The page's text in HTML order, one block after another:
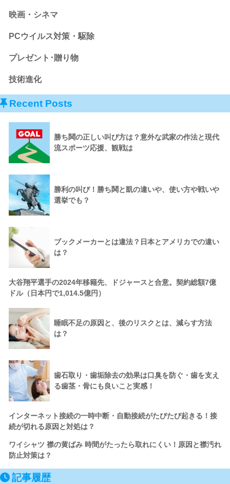
映画・シネマ
PCウイルス対策・駆除
プレゼント･贈り物
技術進化
Recent Posts
勝ち鬨の正しい叫び方は？意外な武家の作法と現代
流スポーツ応援、観戦は
勝利の叫び！勝ち鬨と凱の違いや、使い方や戦いや
選挙でも？
ブックメーカーとは違法？日本とアメリカでの違い
は？
大谷翔平選手の2024年移籍先、ドジャースと合意。契約総額7億
ドル（日本円で1,014.5億円）
睡眠不足の原因と、後のリスクとは、減らす方法
は？
歯石取り・歯垢除去の効果は口臭を防ぐ・歯を支え
る歯茎・骨にも良いこと実感！
インターネット接続の一時中断・自動接続がたびたび起きる！接
続が切れる原因と対処は？
ワイシャツ 襟の黄ばみ 時間がたったら取れにくい！原因と襟汚れ
防止対策は？
記事履歴